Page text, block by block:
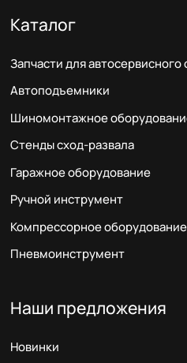
Каталог
Запчасти для
Автоподъемники
Шиномонтажное
Стенды сход-развала
Гаражное оборудование
Ручной инструмент
Компрессорное оборудование
Пневмоинструмент
Наши предложения
Новинки